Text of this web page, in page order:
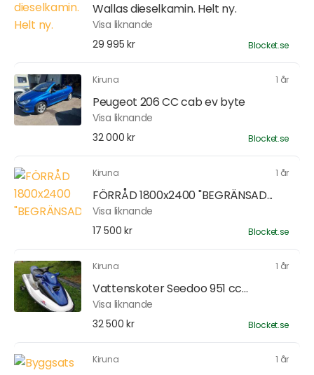
Wallas dieselkamin. Helt ny.
Visa liknande
29 995 kr
Blocket.se
Kiruna 1 år
Peugeot 206 CC cab ev byte
Visa liknande
32 000 kr
Blocket.se
Kiruna 1 år
FÖRRÅD 1800x2400 "BEGRÄNSAD...
Visa liknande
17 500 kr
Blocket.se
Kiruna 1 år
Vattenskoter Seedoo 951 cc...
Visa liknande
32 500 kr
Blocket.se
Kiruna 1 år